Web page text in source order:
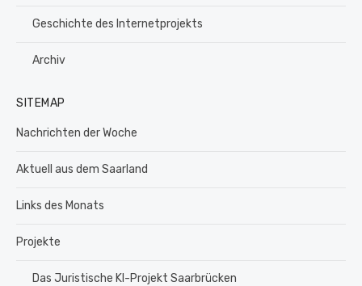
Geschichte des Internetprojekts
Archiv
SITEMAP
Nachrichten der Woche
Aktuell aus dem Saarland
Links des Monats
Projekte
Das Juristische KI-Projekt Saarbrücken